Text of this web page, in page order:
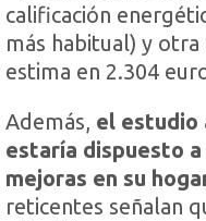
calificación
más habitual) y
estima en 2.304
Además, el estudio
estaría dispuesto
mejoras en su
reticentes señalan